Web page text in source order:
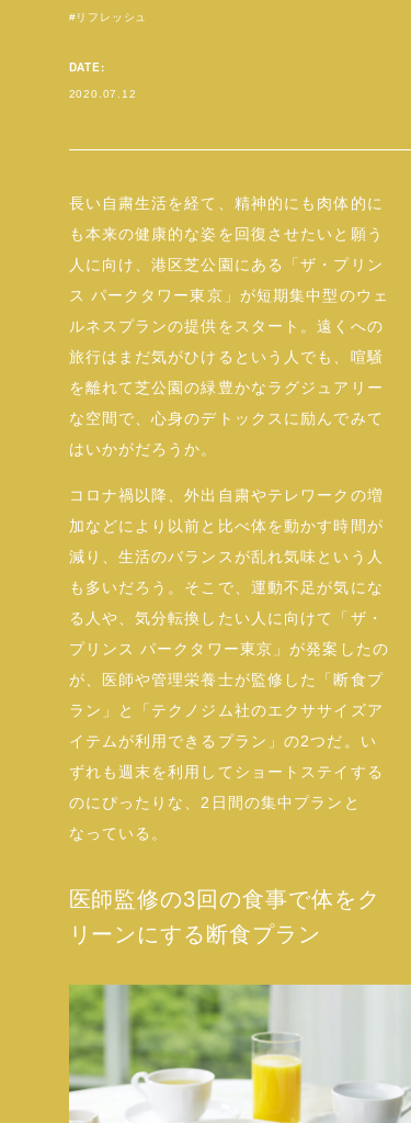
リフレッシュ
DATE:
2020.07.12
長い自粛生活を経て、精神的にも肉体的に
も本来の健康的な姿を回復させたいと願う
人に向け、港区芝公園にある「ザ・プリン
ス パークタワー東京」が短期集中型のウェ
ルネスプランの提供をスタート。遠くへの
旅行はまだ気がひけるという人でも、喧騒
を離れて芝公園の緑豊かなラグジュアリー
な空間で、心身のデトックスに励んでみて
はいかがだろうか。
コロナ禍以降、外出自粛やテレワークの増
加などにより以前と比べ体を動かす時間が
減り、生活のバランスが乱れ気味という人
も多いだろう。そこで、運動不足が気にな
る人や、気分転換したい人に向けて「ザ・
プリンス パークタワー東京」が発案したの
が、医師や管理栄養士が監修した「断食プ
ラン」と「テクノジム社のエクササイズア
イテムが利用できるプラン」の2つだ。い
ずれも週末を利用してショートステイする
のにぴったりな、2日間の集中プランと
なっている。
医師監修の3回の食事で体をク
リーンにする断食プラン